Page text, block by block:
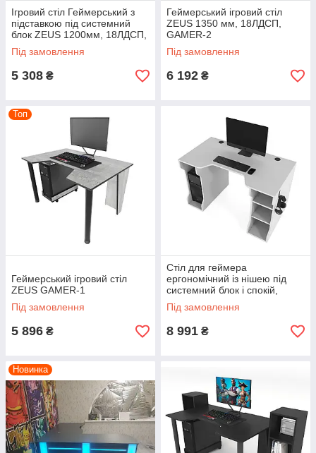
Ігровий стіл Геймерський з
підставкою під системний
блок ZEUS 1200мм, 18ЛДСП,
GAMER-3
Під замовлення
5 308 ₴
Геймерський ігровий стіл
ZEUS 1350 мм, 18ЛДСП,
GAMER-2
Під замовлення
6 192 ₴
Топ
Геймерський ігровий стіл
ZEUS GAMER-1
Під замовлення
5 896 ₴
Стіл для геймера
ергономічний із нішею під
системний блок і спокій,
товщина ДСП 18 мм ZEUS
TRON-4
Під замовлення
8 991 ₴
Новинка